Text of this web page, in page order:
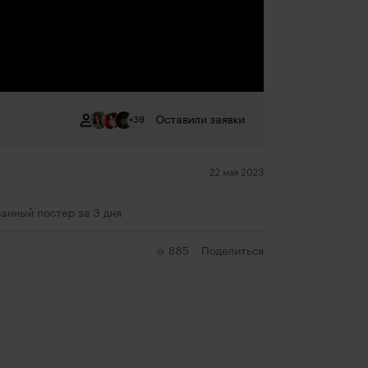
+39 Оставили заявки
22 мая 2023
постер за 3 дня
885 Поделиться